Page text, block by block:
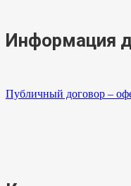
Информация
Публичный договор –